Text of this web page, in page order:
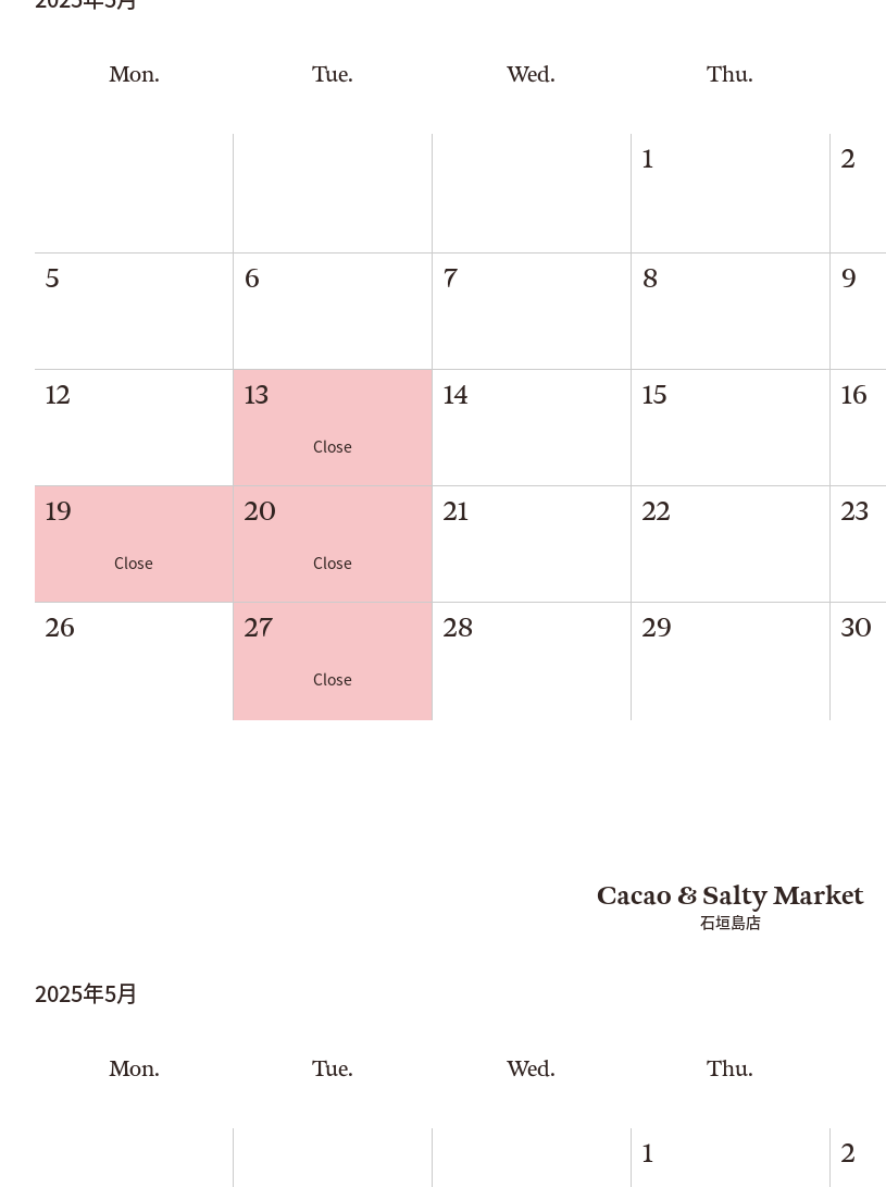
Mon. Tue. Wed. Thu.
1 2
5 6 7 8 9
12 13
Close
14 15 16
19
Close
20
Close
21 22 23
26 27
Close
28 29 30
石垣島店
2025年5月
Mon. Tue. Wed. Thu.
1 2